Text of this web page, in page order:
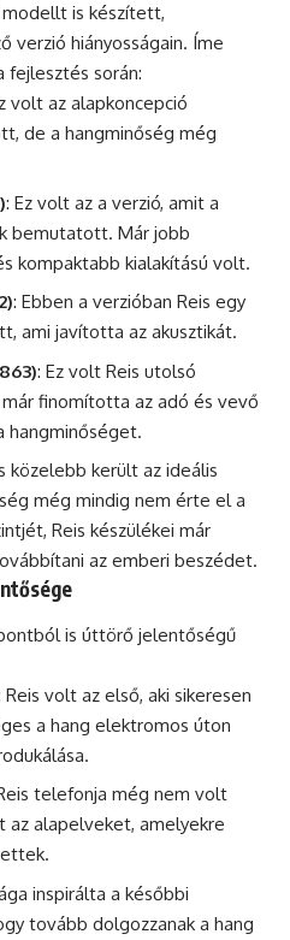
is készített,
verzió hiányosságain. Íme
fejlesztés során:
volt az alapkoncepció
de a hangminőség még
: Ez volt az a verzió, amit a
bemutatott. Már jobb
kompaktabb kialakítású volt.
: Ebben a verzióban Reis egy
ami javította az akusztikát.
: Ez volt Reis utolsó
finomította az adó és vevő
hangminőséget.
közelebb került az ideális
még mindig nem érte el a
Reis készülékei már
az emberi beszédet.
is úttörő jelentőségű
Reis volt az első, aki sikeresen
a hang elektromos úton
telefonja még nem volt
alapelveket, amelyekre
inspirálta a későbbi
tovább dolgozzanak a hang